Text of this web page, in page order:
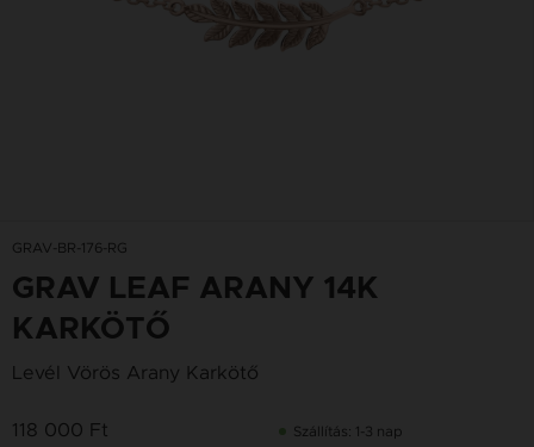
GRAV-BR-176-RG
GRAV LEAF ARANY 14K
KARKÖTŐ
Levél Vörös Arany Karkötő
118 000 Ft Szállítás: 1-3 nap